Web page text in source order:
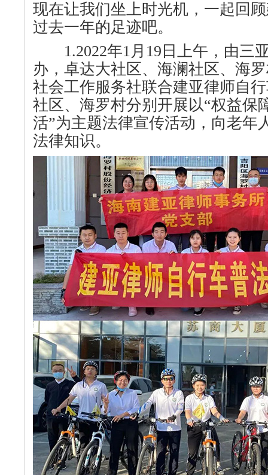
现在让我们坐上时光机，一起回
过去一年的足迹吧。
1.2022年1月19日上午，由三
办，卓达大社区、海澜社区、海
社会工作服务社联合建亚律师自
社区、海罗村分别开展以“权益保
活”为主题法律宣传活动，向老年
法律知识。